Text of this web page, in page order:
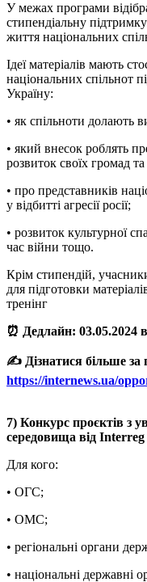
У межах програми
стипендіальну
життя національних
Ідеї матеріалів мають
національних спільнот
Україну:
• як спільноти долають
• який внесок роблять
розвиток своїх громад
• про представників
у відбитті агресії росії;
• розвиток культурної
час війни тощо.
Крім стипендій,
для підготовки
тренінг
⏰ Дедлайн: 03.05.2024
✍️ Дізнатися більше за
https://internews.ua/
7) Конкурс проєктів з
середовища від
Для кого:
• ОГС;
• ОМС;
• регіональні органи
• національні державні